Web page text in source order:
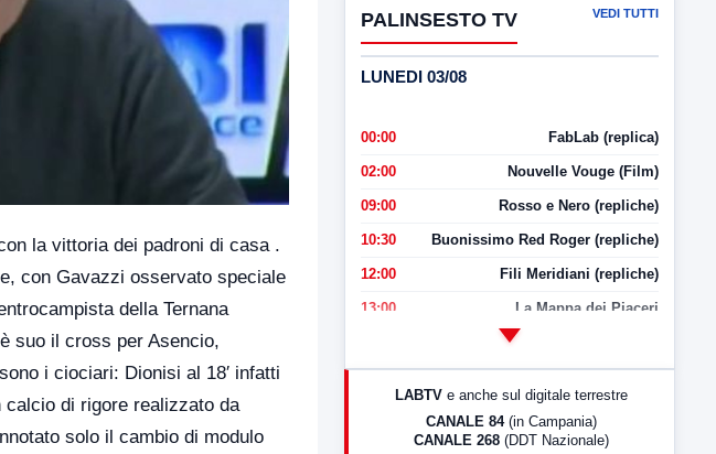
la vittoria dei padroni di casa .
con Gavazzi osservato speciale
della Ternana
suo il cross per Asencio,
i ciociari: Dionisi al 18′ infatti
calcio di rigore realizzato da
solo il cambio di modulo
PALINSESTO TV VEDI TUTTI
LUNEDI 03/08
00:00 FabLab (replica)
02:00 Nouvelle Vouge (Film)
09:00 Rosso e Nero (repliche)
10:30 Buonissimo Red Roger (repliche)
12:00 Fili Meridiani (repliche)
13:00 La Mappa dei Piaceri
LabNews (Diretta)
LABTV e anche sul digitale terrestre
CANALE 84 (in Campania)
CANALE 268 (DDT Nazionale)